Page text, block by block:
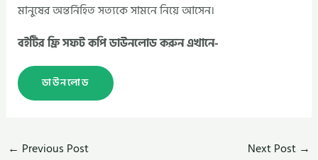
মানুষের অন্তর্নিহিত সত্যকে সামনে নিয়ে আসেন।
বইটির ফ্রি সফট কপি ডাউনলোড করুন এখানে-
ডাউনলোড
← Previous Post Next Post →